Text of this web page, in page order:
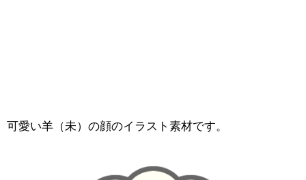
可愛い羊（未）の顔のイラスト素材です。